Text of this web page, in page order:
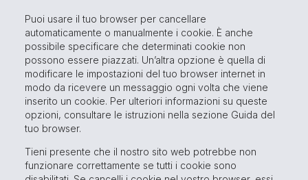
Puoi usare il tuo browser per cancellare
automaticamente o manualmente i cookie. È anche
possibile specificare che determinati cookie non
possono essere piazzati. Un’altra opzione è quella di
modificare le impostazioni del tuo browser internet in
modo da ricevere un messaggio ogni volta che viene
inserito un cookie. Per ulteriori informazioni su queste
opzioni, consultare le istruzioni nella sezione Guida del
tuo browser.
Tieni presente che il nostro sito web potrebbe non
funzionare correttamente se tutti i cookie sono